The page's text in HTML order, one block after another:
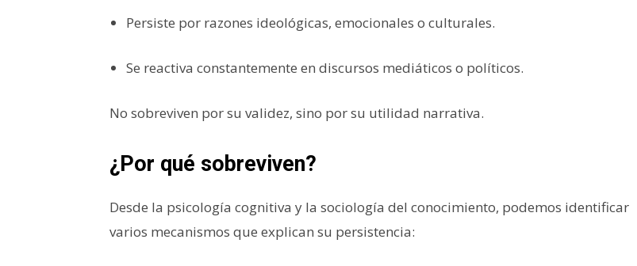
Persiste por razones ideológicas, emocionales o culturales.
Se reactiva constantemente en discursos mediáticos o políticos.
No sobreviven por su validez, sino por su utilidad narrativa.
¿Por qué sobreviven?
Desde la psicología cognitiva y la sociología del conocimiento, podemos identificar
varios mecanismos que explican su persistencia: